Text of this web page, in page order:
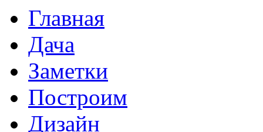
Главная
Дача
Заметки
Построим
Дизайн